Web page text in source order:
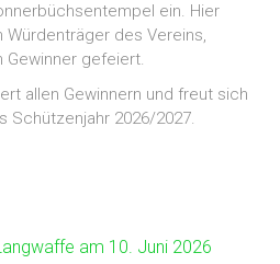
ein. Hier
des Vereins,
Gewinner gefeiert.
allen Gewinnern und freut sich
Schützenjahr 2026/2027.
am 10. Juni 2026